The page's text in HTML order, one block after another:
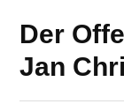
Der
Jan